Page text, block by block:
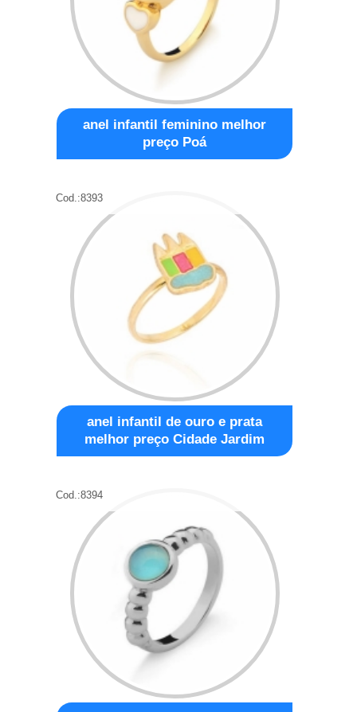
anel infantil feminino melhor
preço Poá
Cod.:8393
anel infantil de ouro e prata
melhor preço Cidade Jardim
Cod.:8394